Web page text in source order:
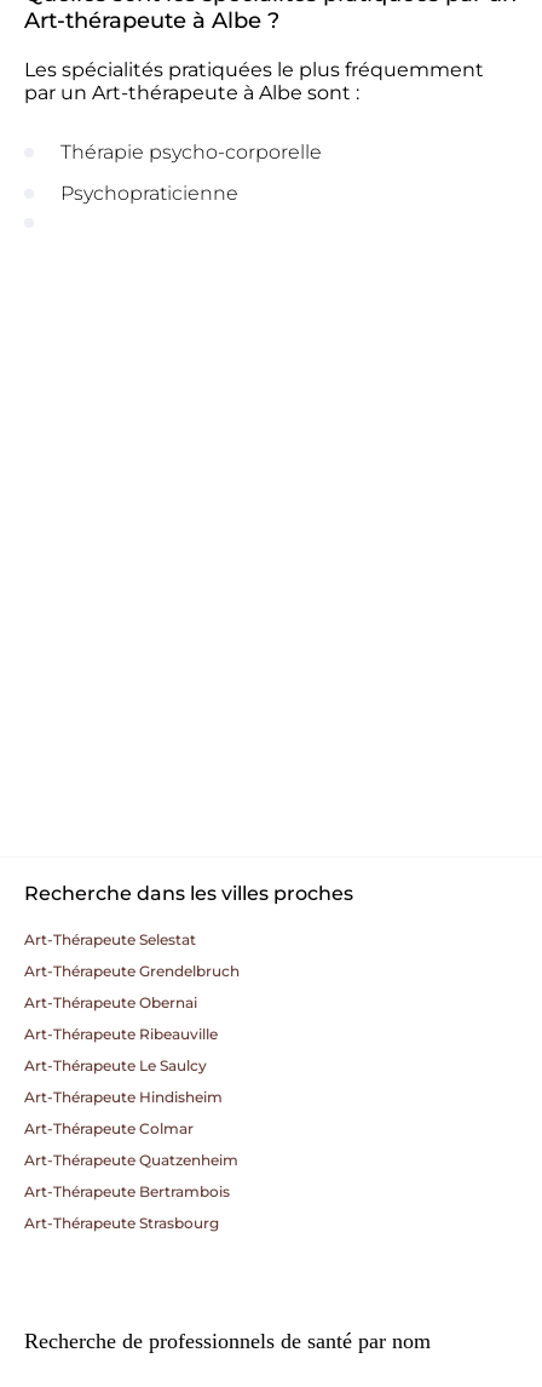
Art-thérapeute à Albe ?
Les spécialités pratiquées le plus fréquemment
par un Art-thérapeute à Albe sont :
Thérapie psycho-corporelle
Psychopraticienne
Recherche dans les villes proches
Art-Thérapeute Selestat
Art-Thérapeute Grendelbruch
Art-Thérapeute Obernai
Art-Thérapeute Ribeauville
Art-Thérapeute Le Saulcy
Art-Thérapeute Hindisheim
Art-Thérapeute Colmar
Art-Thérapeute Quatzenheim
Art-Thérapeute Bertrambois
Art-Thérapeute Strasbourg
Recherche de professionnels de santé par nom